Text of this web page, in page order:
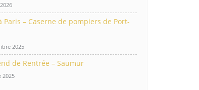
Paris – Caserne de pompiers de Port-
2025
de Rentrée – Saumur
2025